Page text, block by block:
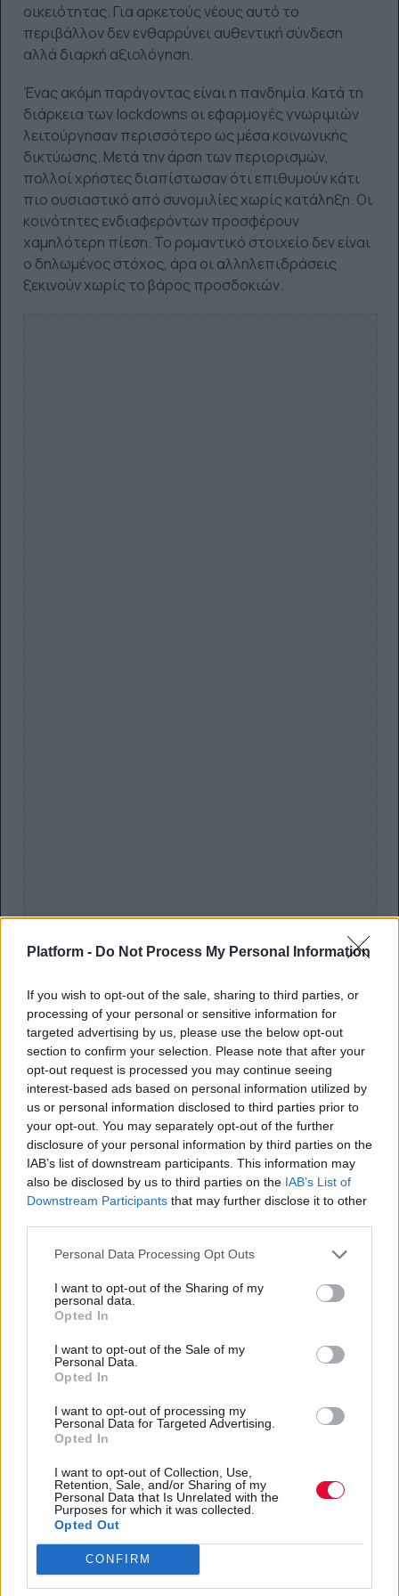
Platform - Do Not Process My Personal Information
If you wish to opt-out of the sale, sharing to third parties, or
processing of your personal or sensitive information for
targeted advertising by us, please use the below opt-out
section to confirm your selection. Please note that after your
opt-out request is processed you may continue seeing
interest-based ads based on personal information utilized by
us or personal information disclosed to third parties prior to
your opt-out. You may separately opt-out of the further
disclosure of your personal information by third parties on the
IAB’s list of downstream participants. This information may
also be disclosed by us to third parties on the IAB’s List of
Downstream Participants that may further disclose it to other
Personal Data Processing Opt Outs
I want to opt-out of the Sharing of my
personal data.
Opted In
I want to opt-out of the Sale of my
Personal Data.
Opted In
I want to opt-out of processing my
Personal Data for Targeted Advertising.
Opted In
I want to opt-out of Collection, Use,
Retention, Sale, and/or Sharing of my
Personal Data that Is Unrelated with the
Purposes for which it was collected.
Opted Out
CONFIRM
οικειότητας. Για αρκετούς νέους αυτό το
περιβάλλον δεν ενθαρρύνει αυθεντική σύνδεση
αλλά διαρκή αξιολόγηση.
Ένας ακόμη παράγοντας είναι η πανδημία. Κατά τη
διάρκεια των lockdowns οι εφαρμογές γνωριμιών
λειτούργησαν περισσότερο ως μέσα κοινωνικής
δικτύωσης. Μετά την άρση των περιορισμών,
πολλοί χρήστες διαπίστωσαν ότι επιθυμούν κάτι
πιο ουσιαστικό από συνομιλίες χωρίς κατάληξη. Οι
κοινότητες ενδιαφερόντων προσφέρουν
χαμηλότερη πίεση. Το ρομαντικό στοιχείο δεν είναι
ο δηλωμένος στόχος, άρα οι αλληλεπιδράσεις
ξεκινούν χωρίς το βάρος προσδοκιών.
οδηγούνται σε εξαφάνιση. Πειραματίζονται με νέα
formats, περιορίζουν την έμφαση στις
φωτογραφίες ή ενσωματώνουν διαφορετικού
τύπου αλληλεπίδραση. Παράλληλα, η τεχνητή
νοημοσύνη αναμένεται να επηρεάσει τη διαδικασία
matching, μετατοπίζοντας την έμφαση από την
ποσότητα στην ποιότητα των προτάσεων.
Η ουσία όμως είναι αλλού. Η γενιά Ζ δεν απορρίπτει
την τεχνολογία. Απορρίπτει την αίσθηση ότι η
σχέση είναι προϊόν που επιλέγεται με μηχανικό
τρόπο. Προτιμά περιβάλλοντα όπου η σύνδεση
προκύπτει ως συνέπεια κοινής δραστηριότητας.
Είτε μέσα σε ένα ψηφιακό guild είτε σε ένα club
δρομέων, η γνωριμία χτίζεται γύρω από κάτι που
ήδη έχει νόημα για τους συμμετέχοντες. Και αυτό